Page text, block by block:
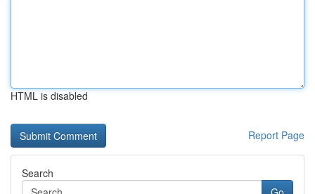
HTML is disabled
Report Page
Search